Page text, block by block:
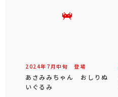
2024年 7 月中旬 登場
あさみみちゃん おしりぬ
いぐるみ